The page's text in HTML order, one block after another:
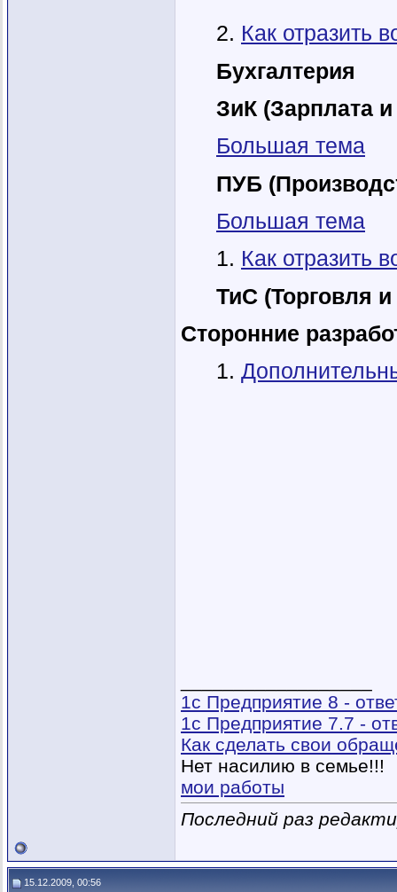
2. Как отразить
Бухгалтерия
ЗиК (Зарплата
Большая тема
ПУБ
Большая тема
1. Как отразить
ТиС (Торговля
Сторонние
1.
1с Предприятие 8 -
1с Предприятие 7.7 -
Как сделать свои
Нет насилию в семье!!!
мои работы
Последний раз
15.12.2009, 00:56